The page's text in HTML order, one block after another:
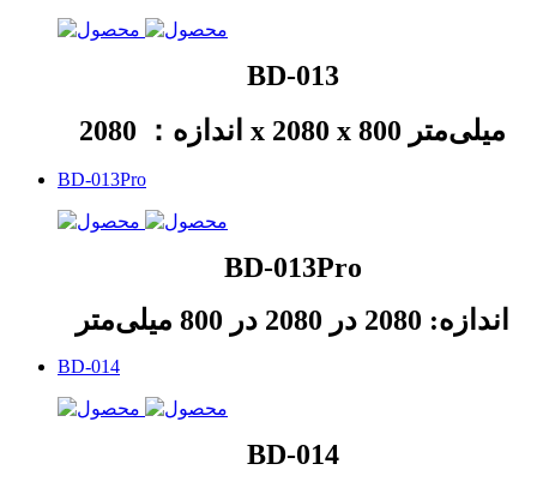
BD-013
اندازه： 2080 x 2080 x 800 میلی‌متر
BD-013Pro
BD-013Pro
اندازه: 2080 در 2080 در 800 میلی‌متر
BD-014
BD-014